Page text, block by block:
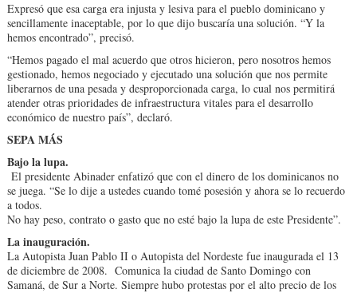
Expresó que esa carga era injusta y lesiva para el pueblo dominicano y
sencillamente inaceptable, por lo que dijo buscaría una solución. “Y la
hemos encontrado”, precisó.
“Hemos pagado el mal acuerdo que otros hicieron, pero nosotros hemos
gestionado, hemos negociado y ejecutado una solución que nos permite
liberarnos de una pesada y desproporcionada carga, lo cual nos permitirá
atender otras prioridades de infraestructura vitales para el desarrollo
económico de nuestro país”, declaró.
SEPA MÁS
Bajo la lupa.
El presidente Abinader enfatizó que con el dinero de los dominicanos no
se juega. “Se lo dije a ustedes cuando tomé posesión y ahora se lo recuerdo
a todos.
No hay peso, contrato o gasto que no esté bajo la lupa de este Presidente”.
La inauguración.
La Autopista Juan Pablo II o Autopista del Nordeste fue inaugurada el 13
de diciembre de 2008. Comunica la ciudad de Santo Domingo con
Samaná, de Sur a Norte. Siempre hubo protestas por el alto precio de los